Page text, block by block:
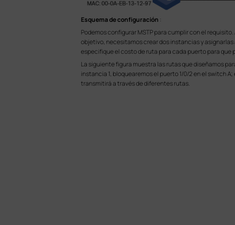
Esquema de configuración :
Podemos configurar MSTP para cumplir con el requisito.
objetivo, necesitamos crear dos instancias y asignarlas
especifique el costo de ruta para cada puerto para que
La siguiente figura muestra las rutas que diseñamos
instancia 1, bloquearemos el puerto 1/0/2 en el switch A;
transmitirá a través de diferentes rutas.